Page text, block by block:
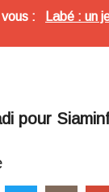
: Labé : un
pour